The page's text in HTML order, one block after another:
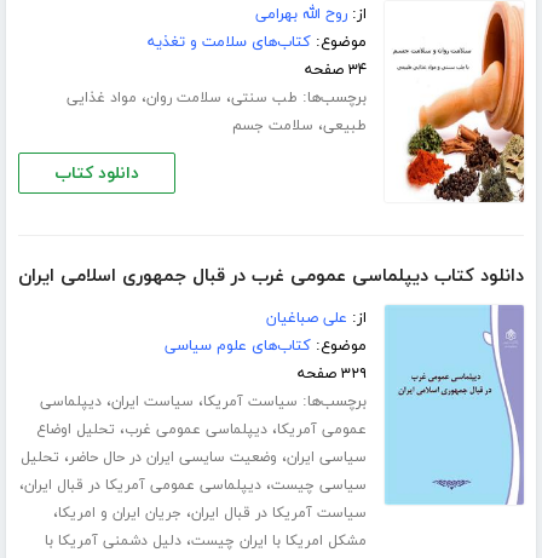
از:روح الله بهرامی
موضوع:کتاب‌های سلامت و تغذیه
۳۴ صفحه
برچسب‌ها: طب سنتی، سلامت روان، مواد غذایی
طبیعی، سلامت جسم
دانلود کتاب
دانلود کتاب دیپلماسی عمومی غرب در قبال جمهوری اسلامی ایران
از: علی صباغیان
موضوع:کتاب‌های علوم سیاسی
۳۲۹ صفحه
برچسب‌ها: سیاست آمریکا، سیاست ایران،دیپلماسی
عمومی آمریکا،دیپلماسی عمومی غرب، تحلیل اوضاع
سیاسی ایران، وضعیت سایسی ایران در حال حاضر، تحلیل
سیاسی چیست،دیپلماسی عمومی آمریکا در قبال ایران،
سیاست آمریکا در قبال ایران، جریان ایران و امریکا،
مشکل امریکا با ایران چیست،دلیل دشمنی آمریکا با